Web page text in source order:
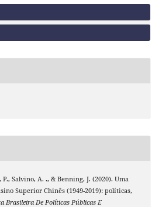
P., Salvino, A. ., & Benning, J. (2020). Uma
Superior Chinês (1949-2019): políticas,
Brasileira De Políticas Públicas E